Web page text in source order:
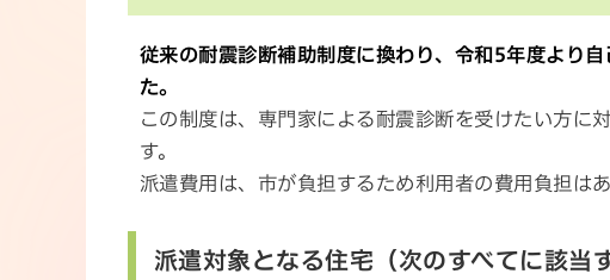
従来の耐震診断補助制度に換わり、令和5年度より
た。
この制度は、専門家による耐震診断を受けたい方に
す。
派遣費用は、市が負担するため利用者の費用負担はあ
派遣対象となる住宅（次のすべてに該当